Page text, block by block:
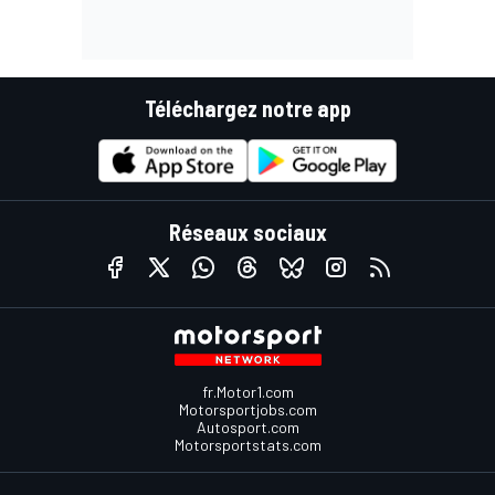
Téléchargez notre app
Réseaux sociaux
fr.Motor1.com
Motorsportjobs.com
Autosport.com
Motorsportstats.com